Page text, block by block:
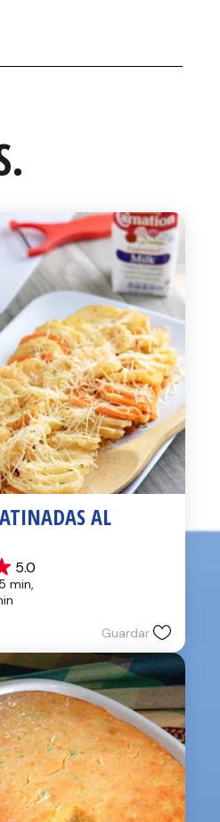
AL
5.0
min,
Guardar